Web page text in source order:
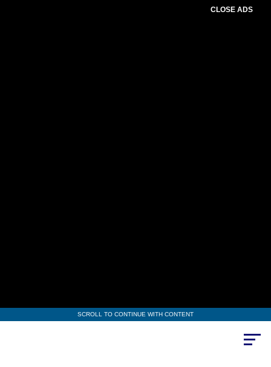
CLOSE ADS
SCROLL TO CONTINUE WITH CONTENT